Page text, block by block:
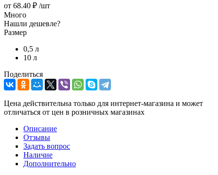
от 68.40 ₽ /шт
Много
Нашли дешевле?
Размер
0,5 л
10 л
Поделиться
Цена действительна только для интернет-магазина и может
отличаться от цен в розничных магазинах
Описание
Отзывы
Задать вопрос
Наличие
Дополнительно